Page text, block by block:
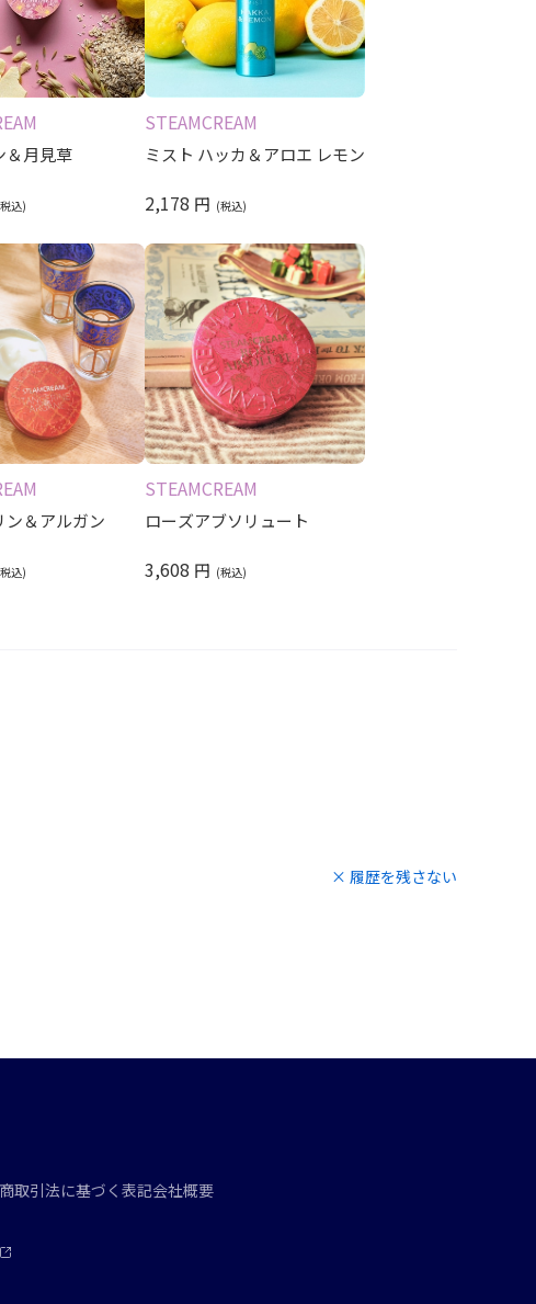
＆月見草
STEAMCREAM
ミスト ハッカ＆アロエ レモン
2,178 円
ン＆アルガン
STEAMCREAM
ローズアブソリュート
3,608 円
× 履歴を残さない
取引法に基づく表記会社概要